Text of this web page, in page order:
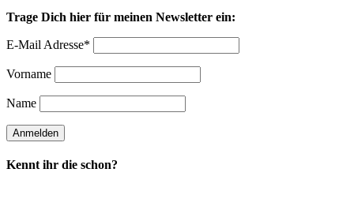
Trage Dich hier für meinen Newsletter ein:
E-Mail Adresse*
Vorname
Name
Kennt ihr die schon?